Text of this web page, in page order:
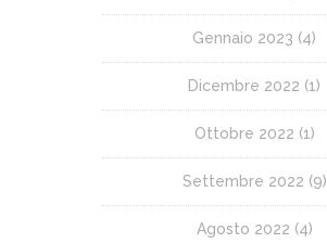
Gennaio 2023 (4)
Dicembre 2022 (1)
Ottobre 2022 (1)
Settembre 2022 (9)
Agosto 2022 (4)